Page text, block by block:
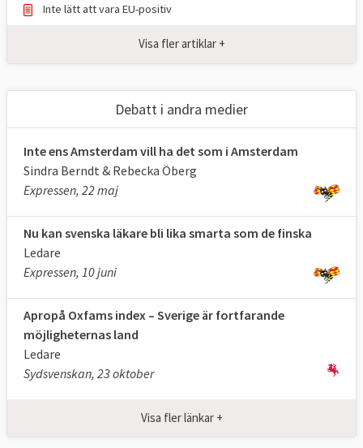
BARNOMSORG
ELLER
FÖRSKOLA
EU-
mål
2030
EU
2024
Sverige
2024
tre års ålder i
omsorg eller
förskola
%
%
%
Källa: Eurostat 2024, klicka på länk ovan.
mål
2025
Inte lätt att vara EU-positiv
Visa fler artiklar +
Debatt i andra medier
Inte ens Amsterdam vill ha det som i Amsterdam
Sindra Berndt & Rebecka Öberg
Expressen, 22 maj
Nu kan svenska läkare bli lika smarta som de finska
Ledare
Expressen, 10 juni
Apropå Oxfams index – Sverige är fortfarande
möjligheternas land
Ledare
Sydsvenskan, 23 oktober
Visa fler länkar +